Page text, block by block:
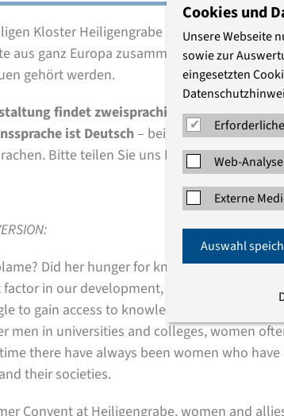
Kloster Heiligengrabe nordwestlich von
aus ganz Europa zusammenkommen und
gehört werden.
findet zweisprachig auf Englisch
ist Deutsch– bei Bedarf mit
Bitte teilen Sie uns Ihren Wunsch mit
Did her hunger for knowledge get us
in our development, and in too many
to gain access to knowledge and learning.
men in universities and colleges, women
there have always been women who
their societies.
Convent at Heiligengrabe, women and
Cookies und
Unsere Webseite
sowie zur
eingesetzten
Web-Analyse
Externe
Auswahl